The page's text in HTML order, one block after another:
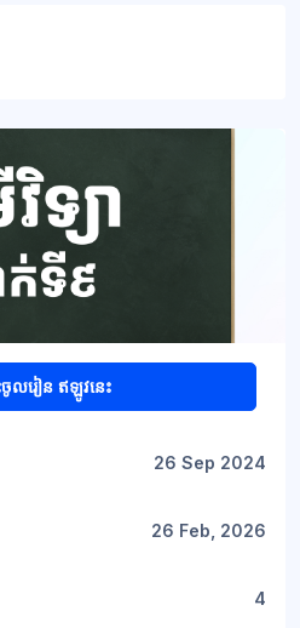
លរៀន ឥឡូវនេះ
26 Sep 2024
26 Feb, 2026
4